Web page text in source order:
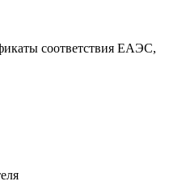
соответствия ЕАЭС,